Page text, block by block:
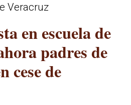
Veracruz
en escuela de
padres de
cese de